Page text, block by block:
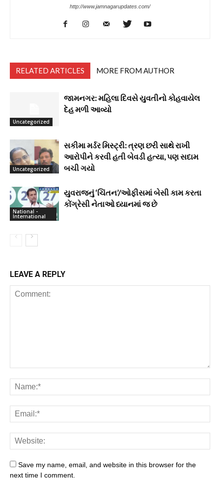
http://www.jamnagarupdates.com/
RELATED ARTICLES MORE FROM AUTHOR
Uncategorized
જામનગર: મહિલા દિવસે યુવતીનો કોહવાયેલ
દેહ મળી આવ્યો
Uncategorized
સકીમા મર્ડર મિસ્ટ્રી: ત્રણ છરી સાથે રાખી
આરોપીને કરવી હતી બેવડી હત્યા, પણ સદામ
બચી ગયો
National -
International
યુવરાજનું ‘ચિંતન’/ઓફીસમાં બેસી કામ કરતા
કોંગ્રેસી નેતાઓ ધ્યાનમાં જ છે
LEAVE A REPLY
Save my name, email, and website in this browser for the
next time I comment.